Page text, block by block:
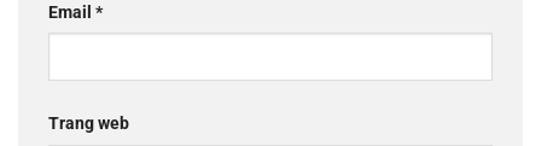
Email *
Trang web